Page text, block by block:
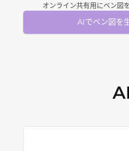
オンライン共有用にベン図
AIでベン図を